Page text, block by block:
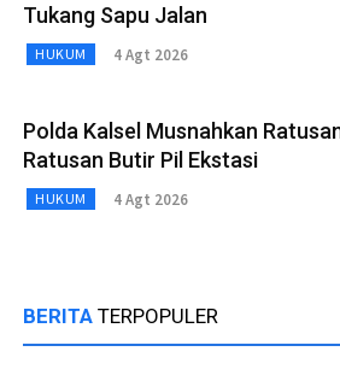
Tukang Sapu Jalan
HUKUM 4 Agt 2026
Polda Kalsel Musnahkan
Ratusan Butir Pil Ekstasi
HUKUM 4 Agt 2026
BERITA TERPOPULER